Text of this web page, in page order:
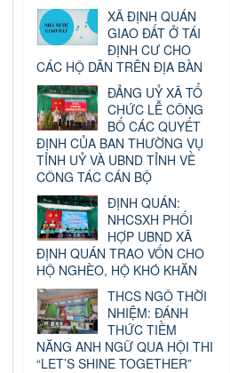
XÃ ĐỊNH QUÁN
GIAO ĐẤT Ở TÁI
ĐỊNH CƯ CHO
CÁC HỘ DÂN TRÊN ĐỊA BÀN
ĐẢNG UỶ XÃ TỔ
CHỨC LỄ CÔNG
BỐ CÁC QUYẾT
ĐỊNH CỦA BAN THƯỜNG VỤ
TỈNH UỶ VÀ UBND TỈNH VỀ
CÔNG TÁC CÁN BỘ
ĐỊNH QUÁN:
NHCSXH PHỐI
HỢP UBND XÃ
ĐỊNH QUÁN TRAO VỐN CHO
HỘ NGHÈO, HỘ KHÓ KHĂN
THCS NGÔ THỜI
NHIỆM: ĐÁNH
THỨC TIỀM
NĂNG ANH NGỮ QUA HỘI THI
“LET’S SHINE TOGETHER”